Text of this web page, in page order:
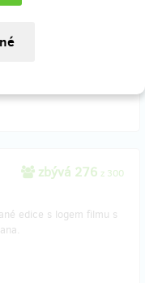
zbývá 276 z 300
edice s logem filmu s